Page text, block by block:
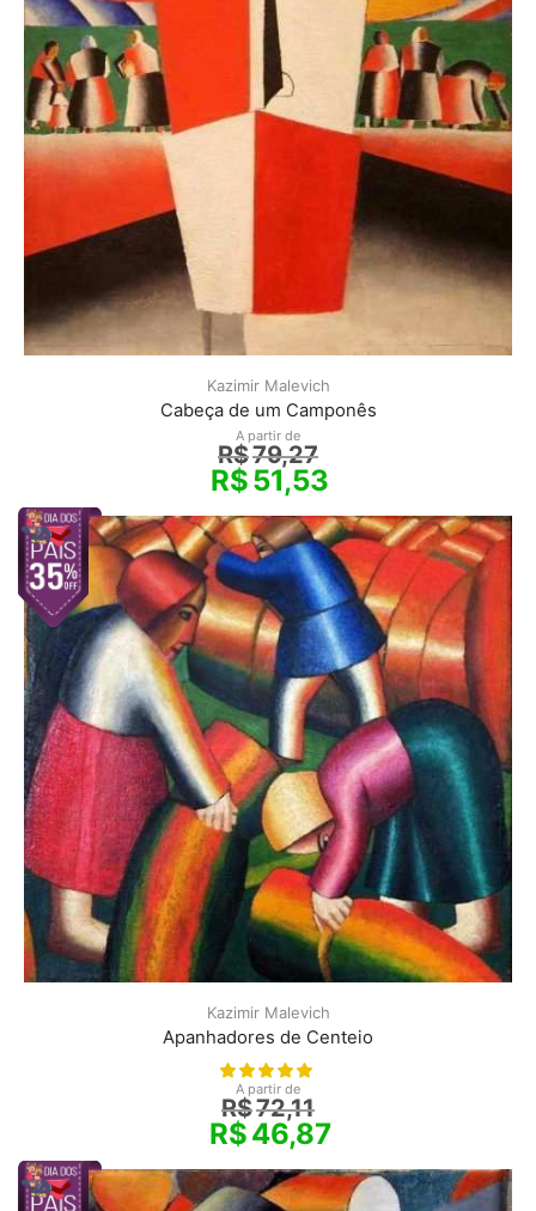
Kazimir Malevich
Cabeça de um Camponês
A partir de
R$79,27
R$51,53
Kazimir Malevich
Apanhadores de Centeio
A partir de
R$72,11
R$46,87